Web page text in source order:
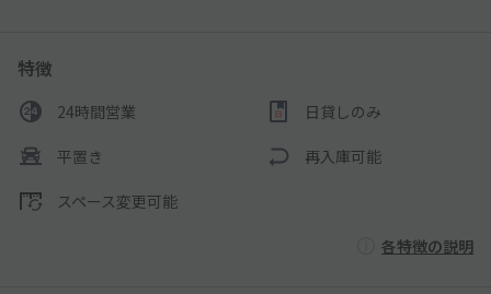
特徴
24時間営業 日貸しのみ
平置き 再入庫可能
スペース変更可能
各特徴の説明